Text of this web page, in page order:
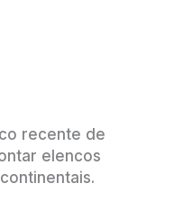
recente de
elencos